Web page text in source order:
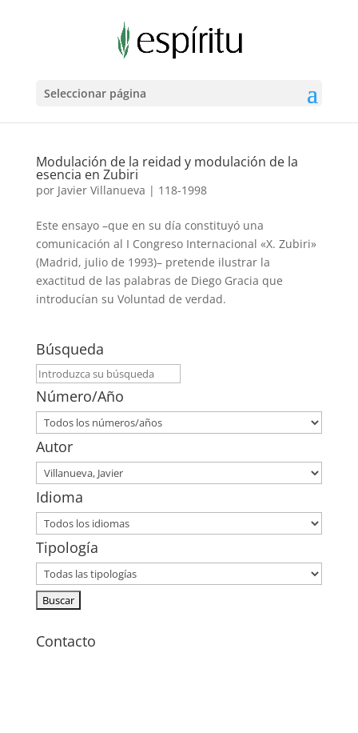
Seleccionar página
Modulación de la reidad y modulación de la
esencia en Zubiri
por Javier Villanueva | 118-1998
Este ensayo –que en su día constituyó una
comunicación al I Congreso Internacional «X. Zubiri»
(Madrid, julio de 1993)– pretende ilustrar la
exactitud de las palabras de Diego Gracia que
introducían su Voluntad de verdad.
Búsqueda
Número/Año
Autor
Idioma
Tipología
Contacto